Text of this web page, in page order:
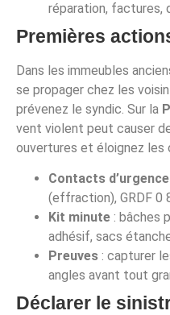
réparation, factures,
Premières
Dans les immeubles
se propager chez les
prévenez le syndic. Sur la
vent violent peut causer
ouvertures et éloignez les
Contacts d’urgence
(effraction), GRDF 0
Kit minute : bâches
adhésif, sacs
Preuves : capturer
angles avant tout
Déclarer le